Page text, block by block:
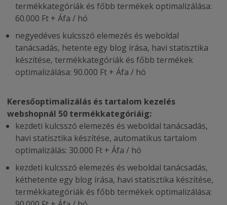
termékkategóriák és főbb termékek optimalizálása:
60.000 Ft + Áfa / hó
negyedéves kulcsszó elemezés és weboldal
tanácsadás, hetente egy blog írása, havi statisztika
készítése, termékkategóriák és főbb termékek
optimalizálása: 90.000 Ft + Áfa / hó
Keresőoptimalizálás és tartalom kezelés
webshopnál 50 termékkategóriáig:
kezdeti kulcsszó elemezés és weboldal tanácsadás,
havi statisztika készítése, automatikus tartalom
optimalizálás: 30.000 Ft + Áfa / hó
kezdeti kulcsszó elemezés és weboldal tanácsadás,
kéthetente egy blog írása, havi statisztika készítése,
termékkategóriák és főbb termékek optimalizálása: